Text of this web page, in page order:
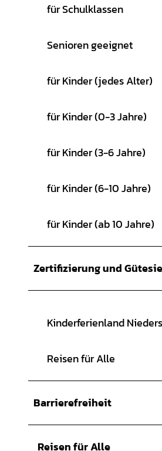
für Schulklassen
Senioren geeignet
für Kinder (jedes Alter)
für Kinder (0-3 Jahre)
für Kinder (3-6 Jahre)
für Kinder (6-10 Jahre)
für Kinder (ab 10 Jahre)
Zertifizierung und
Kinderferienland
Reisen für Alle
Barrierefreiheit
Reisen für Alle